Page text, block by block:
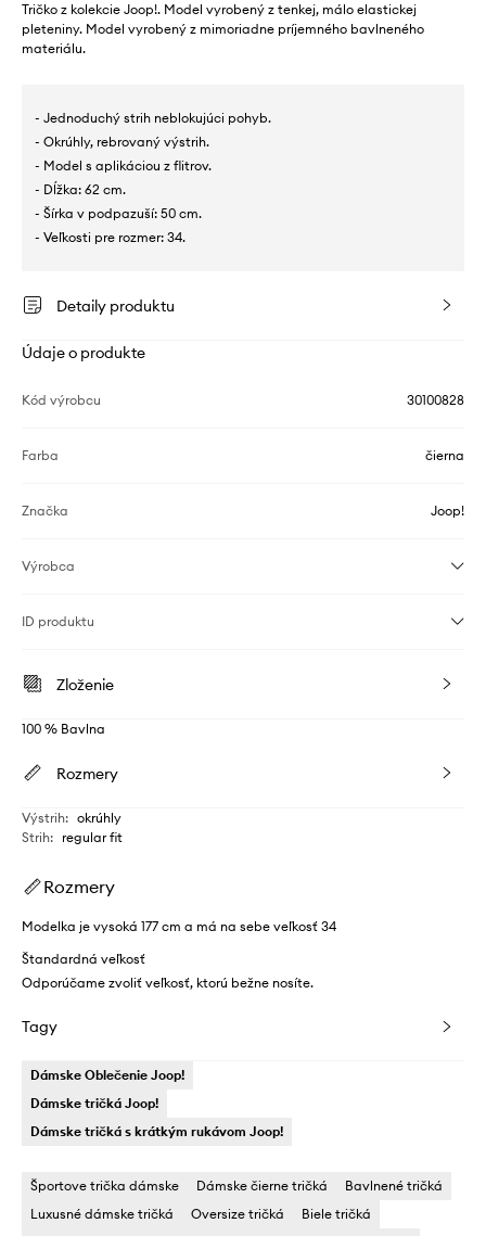
Tričko z kolekcie Joop!. Model vyrobený z tenkej, málo elastickej
pleteniny. Model vyrobený z mimoriadne príjemného bavlneného
materiálu.
- Jednoduchý strih neblokujúci pohyb.
- Okrúhly, rebrovaný výstrih.
- Model s aplikáciou z flitrov.
- Dĺžka: 62 cm.
- Šírka v podpazuší: 50 cm.
- Veľkosti pre rozmer: 34.
Detaily produktu
Údaje o produkte
Kód výrobcu 30100828
Farba čierna
Značka Joop!
Výrobca
ID produktu
Zloženie
100 % Bavlna
Rozmery
Výstrih: okrúhly
Strih: regular fit
Rozmery
Modelka je vysoká 177 cm a má na sebe veľkosť 34
Štandardná veľkosť
Odporúčame zvoliť veľkosť, ktorú bežne nosíte.
Tagy
Dámske Oblečenie Joop!
Dámske tričká Joop!
Dámske tričká s krátkým rukávom Joop!
Športove trička dámske Dámske čierne tričká
Bavlnené tričká
Luxusné dámske tričká
Oversize tričká
Biele tričká